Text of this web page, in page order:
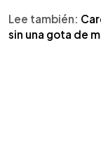
Lee también:
sin una gota de